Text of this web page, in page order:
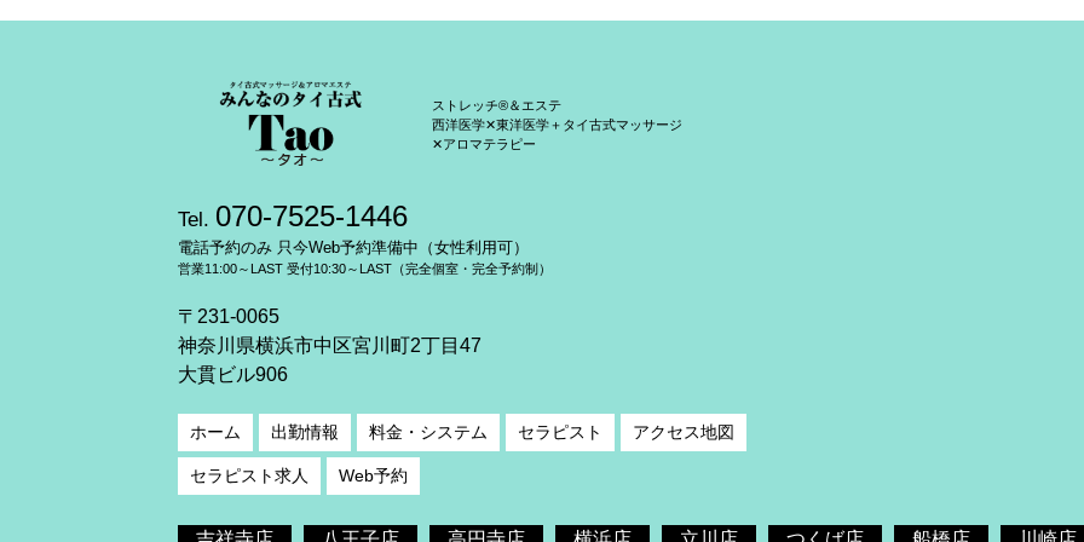
ストレッチ®＆エステ
西洋医学✕東洋医学＋タイ古式マッサージ
✕アロマテラピー
Tel. 070-7525-1446
電話予約のみ 只今Web予約準備中（女性利用可）
営業11:00～LAST 受付10:30～LAST（完全個室・完全予約制）
〒231-0065
神奈川県横浜市中区宮川町2丁目47
大貫ビル906
ホーム 出勤情報 料金・システム セラピスト アクセス地図
セラピスト求人 Web予約